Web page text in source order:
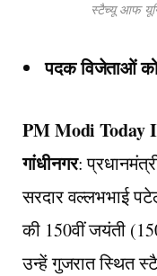
स्टैच्यू आफ
पदक विजेताओं
PM Modi Today
गांधीनगर:
सरदार वल्लभभाई
की 150वीं जयंती
उन्हें गुजरात स्थित